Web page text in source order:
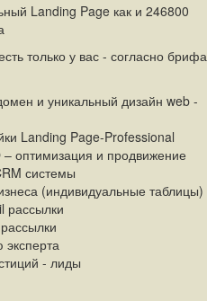
Landing Page как и 246800
только у вас - согласно брифа
и уникальный дизайн web -
Landing Page-Professional
– оптимизация и продвижение
системы
(индивидуальные таблицы)
рассылки
эксперта
- лиды